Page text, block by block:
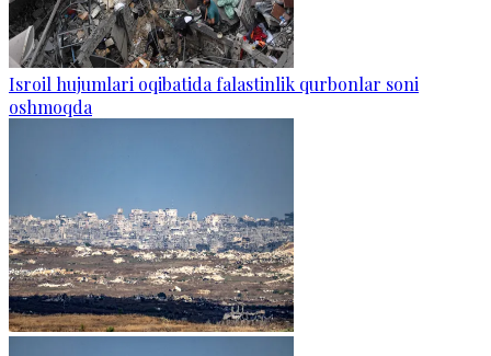
Isroil hujumlari oqibatida falastinlik qurbonlar soni
oshmoqda